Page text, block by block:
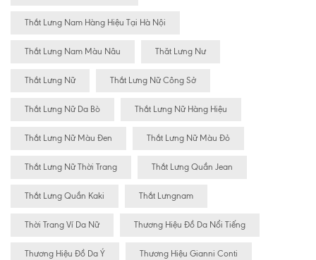
Thắt Lưng Nam Hàng Hiệu Tại Hà Nội
Thắt Lưng Nam Màu Nâu Thăt Lưng Nư
Thắt Lưng Nữ Thắt Lưng Nữ Công Sở
Thắt Lưng Nữ Da Bò Thắt Lưng Nữ Hàng Hiệu
Thắt Lưng Nữ Màu Đen Thắt Lưng Nữ Màu Đỏ
Thắt Lưng Nữ Thời Trang Thắt Lưng Quần Jean
Thắt Lưng Quần Kaki Thắt Lưngnam
Thời Trang Ví Da Nữ Thương Hiệu Đồ Da Nổi Tiếng
Thương Hiệu Đồ Da Ý Thương Hiệu Gianni Conti